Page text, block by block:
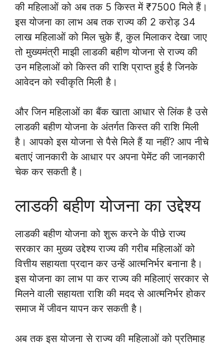
की महिलाओं को अब तक 5 किस्त में ₹7500 मिले हैं।
इस योजना का लाभ अब तक राज्य की 2 करोड़ 34
लाख महिलाओं को मिल चुके हैं, कुल मिलाकर देखा जाए
तो मुख्यमंत्री माझी लाडकी बहीण योजना से राज्य की
उन महिलाओं को किस्त की राशि प्राप्त हुई है जिनके
आवेदन को स्वीकृति मिली है।
और जिन महिलाओं का बैंक खाता आधार से लिंक है उसे
लाडकी बहीण योजना के अंतर्गत किस्त की राशि मिली
है। आपको इस योजना से पैसे मिले हैं या नहीं? आप नीचे
बताएं जानकारी के आधार पर अपना पेमेंट की जानकारी
चेक कर सकती है।
लाडकी बहीण योजना का उद्देश्य
लाडकी बहीण योजना को शुरू करने के पीछे राज्य
सरकार का मुख्य उद्देश्य राज्य की गरीब महिलाओं को
वित्तीय सहायता प्रदान कर उन्हें आत्मनिर्भर बनाना है।
इस योजना का लाभ पा कर राज्य की महिलाएं सरकार से
मिलने वाली सहायता राशि की मदद से आत्मनिर्भर होकर
समाज में जीवन यापन कर सकती है।
अब तक इस योजना से राज्य की महिलाओं को प्रतिमाह